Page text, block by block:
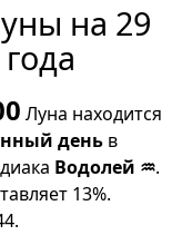
на 29
Луна находится
день в
Водолей ♒.
13%.